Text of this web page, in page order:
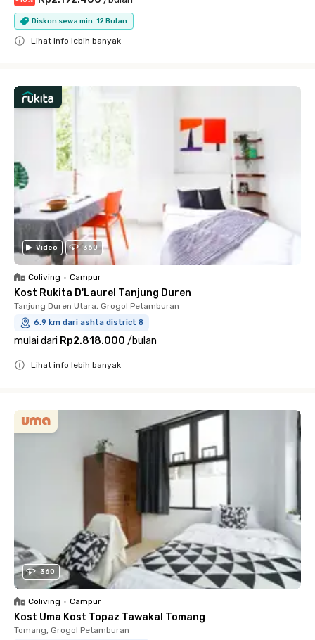
Diskon sewa min. 12 Bulan
Lihat info lebih banyak
Video 360
Coliving • Campur
Kost Rukita D'Laurel Tanjung Duren
Tanjung Duren Utara, Grogol Petamburan
6.9 km dari ashta district 8
mulai dari Rp2.818.000 /bulan
Lihat info lebih banyak
360
Coliving • Campur
Kost Uma Kost Topaz Tawakal Tomang
Tomang, Grogol Petamburan